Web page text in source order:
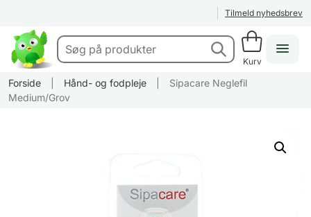
Tilmeld nyhedsbrev
Kurv
Forside Hånd- og fodpleje
Sipacare Neglefil
Medium/Grov